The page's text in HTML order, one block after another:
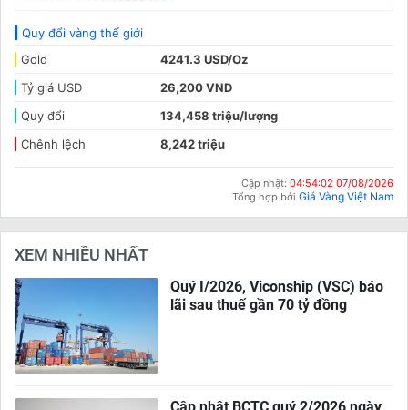
Quy đổi vàng thế giới
Gold
4241.3 USD/Oz
Tỷ giá USD
26,200 VND
Quy đổi
134,458 triệu/lượng
Chênh lệch
8,242 triệu
Cập nhật: 04:54:02 07/08/2026
Tổng hợp bởi Giá Vàng Việt Nam
XEM NHIỀU NHẤT
Quý I/2026, Viconship (VSC) báo
lãi sau thuế gần 70 tỷ đồng